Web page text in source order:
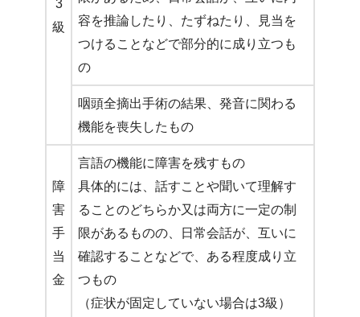
3
級
容を推論したり、たずねたり、見当を
つけることなどで部分的に成り立つも
の
咽頭全摘出手術の結果、発音に関わる
機能を喪失したもの
障
害
手
当
金
言語の機能に障害を残すもの
具体的には、話すことや聞いて理解す
ることのどちらか又は両方に一定の制
限があるものの、日常会話が、互いに
確認することなどで、ある程度成り立
つもの
（症状が固定していない場合は3級）